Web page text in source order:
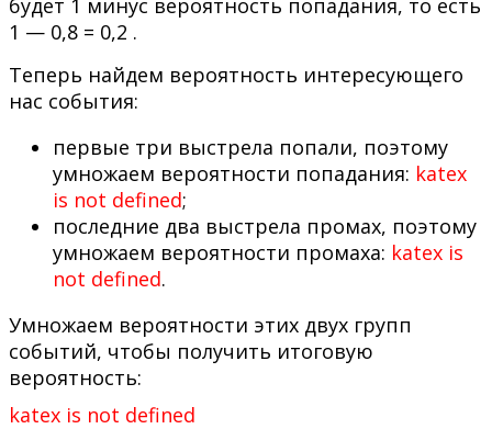
1 — 0,8 = 0,2 .
Теперь найдем вероятность интересующего
нас события:
первые три выстрела попали, поэтому
умножаем вероятности попадания: katex
is not defined;
последние два выстрела промах, поэтому
умножаем вероятности промаха: katex is
not defined.
Умножаем вероятности этих двух групп
событий, чтобы получить итоговую
вероятность:
katex is not defined